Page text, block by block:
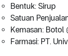
Bentuk: Sirup
Satuan
Kemasan: Botol
Farmasi: PT.